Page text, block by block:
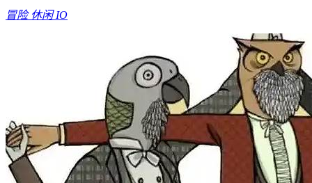
冒险 休闲 IO